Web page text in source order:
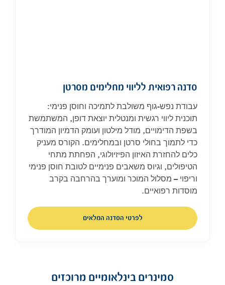
סדנה רפואית לליווי מחלימים מסרטן
עבודת נפש-גוף משולבת לתמיכה וחוסן פנימי:
תוכנית ליווי רגשית ומנטלית יוצאת דופן, המשתמשת
בשפת הדימויים, מודל מילטון ועומק הדמיון המודרך
כדי לתמוך בחולי סרטן ובמחלימים. הקורס מעניק
כלים להחזרת האיזון הפיזיולוגי, הפחתת מתחי
הטיפולים, וגיוס משאבים פנימיים לטובת חוסן פנימי
וריפוי – מסלול המוכר ומוערך בהרחבה בקרב
מוסדות רפואיים.
לפרטי הסדנה המלאים
סמינרים בינלאומיים מרוכזים